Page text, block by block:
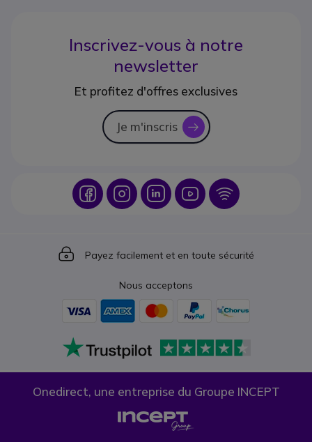
Inscrivez-vous à notre
newsletter
Et profitez d'offres exclusives
Je m'inscris icon
Icon IconIcon Icon Icon
Icon
Payez facilement et en toute sécurité
Nous acceptons
Onedirect, une entreprise du Groupe INCEPT